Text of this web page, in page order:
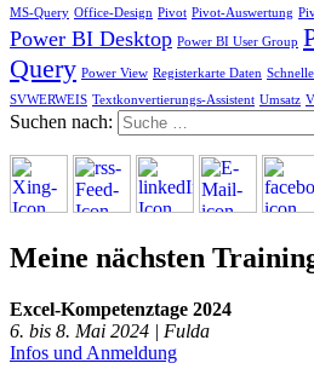
MS-Query Office-Design Pivot Pivot-Auswertung
Power BI Desktop Power BI User Group
Query Power View Registerkarte Daten
SVWERWEIS Textkonvertierungs-Assistent Umsatz
Suchen nach:
Meine nächsten
Excel-Kompetenztage 2024
6. bis 8. Mai 2024 | Fulda
Infos und Anmeldung